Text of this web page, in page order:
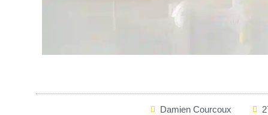
Damien Courcoux